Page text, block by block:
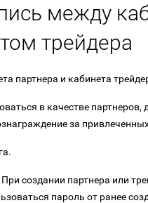
между
трейдера
партнера и кабинета
в качестве партнеров,
за
создании партнера или
пароль от ранее